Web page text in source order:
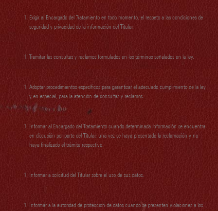
Exigir al Encargado del Tratamiento en todo momento, el respeto a las condiciones de
seguridad y privacidad de la información del Titular.
Tramitar las consultas y reclamos formulados en los términos señalados en la ley.
Adoptar procedimientos específicos para garantizar el adecuado cumplimiento de la ley
y en especial, para la atención de consultas y reclamos.
Informar al Encargado del Tratamiento cuando determinada información se encuentra
en discusión por parte del Titular, una vez se haya presentado la reclamación y no
haya finalizado el trámite respectivo.
Informar a solicitud del Titular sobre el uso de sus datos.
Informar a la autoridad de protección de datos cuando se presenten violaciones a los